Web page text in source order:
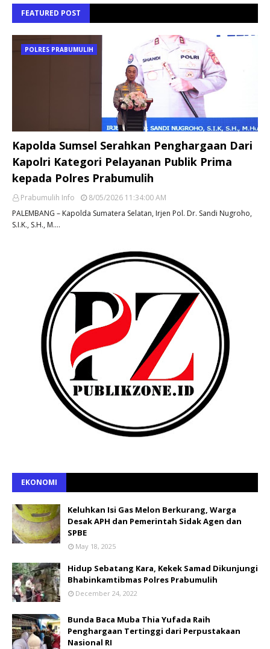
FEATURED POST
POLRES PRABUMULIH
Kapolda Sumsel Serahkan Penghargaan Dari
Kapolri Kategori Pelayanan Publik Prima
kepada Polres Prabumulih
Prabumulih Info
8/05/2026 11:34:00 AM
PALEMBANG – Kapolda Sumatera Selatan, Irjen Pol. Dr. Sandi Nugroho,
S.I.K., S.H., M.…
EKONOMI
Keluhkan Isi Gas Melon Berkurang, Warga
Desak APH dan Pemerintah Sidak Agen dan
SPBE
May 18, 2025
Hidup Sebatang Kara, Kekek Samad Dikunjungi
Bhabinkamtibmas Polres Prabumulih
December 24, 2022
Bunda Baca Muba Thia Yufada Raih
Penghargaan Tertinggi dari Perpustakaan
Nasional RI